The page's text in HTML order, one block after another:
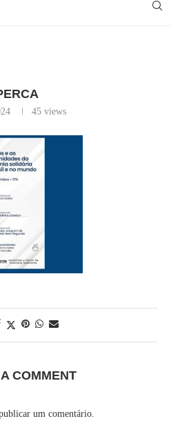
45 views
COMMENT
um comentário.